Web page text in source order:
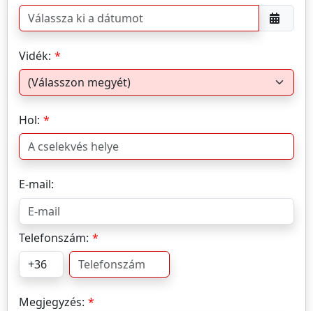
Vidék:
Hol:
E-mail:
Telefonszám:
Megjegyzés: